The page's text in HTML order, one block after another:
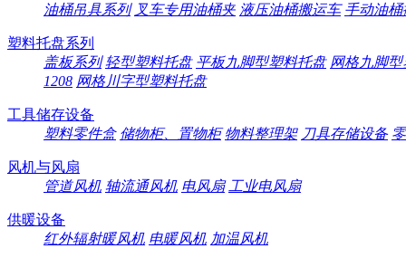
油桶吊具系列 叉车专用油桶夹 液压油桶搬运车 手动油
塑料托盘系列
盖板系列 轻型塑料托盘 平板九脚型塑料托盘 网格九脚
1208 网格川字型塑料托盘
工具储存设备
塑料零件盒 储物柜、置物柜 物料整理架 刀具存储设备
风机与风扇
管道风机 轴流通风机 电风扇 工业电风扇
供暖设备
红外辐射暖风机 电暖风机 加温风机